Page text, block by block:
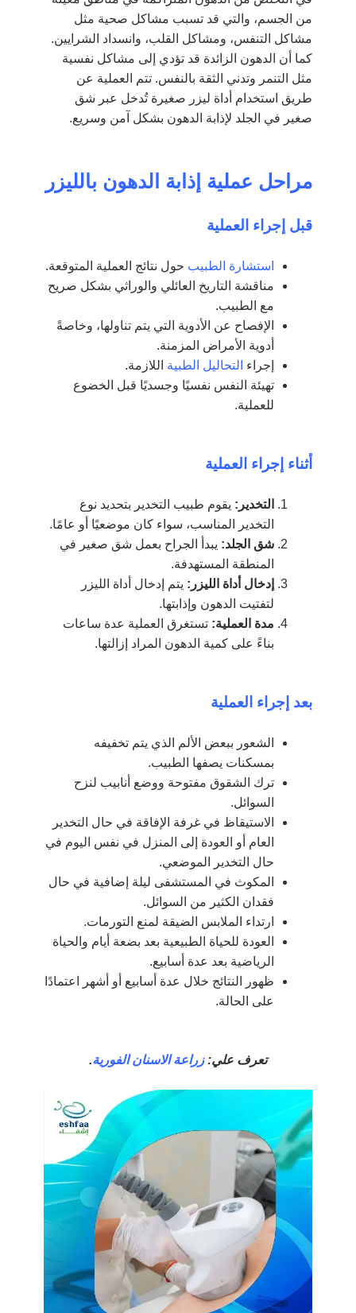
من الجسم، والتي قد تسبب مشاكل صحية مثل
مشاكل التنفس، ومشاكل القلب، وانسداد الشرايين.
كما أن الدهون الزائدة قد تؤدي إلى مشاكل نفسية
مثل التنمر وتدني الثقة بالنفس. تتم العملية عن
طريق استخدام أداة ليزر صغيرة تُدخل عبر شق
صغير في الجلد لإذابة الدهون بشكل آمن وسريع.
مراحل عملية إذابة الدهون بالليزر
قبل إجراء العملية
استشارة الطبيب حول نتائج العملية المتوقعة.
مناقشة التاريخ العائلي والوراثي بشكل صريح
مع الطبيب.
الإفصاح عن الأدوية التي يتم تناولها، وخاصةً
أدوية الأمراض المزمنة.
إجراء التحاليل الطبية اللازمة.
تهيئة النفس نفسيًا وجسديًا قبل الخضوع
للعملية.
أثناء إجراء العملية
التخدير: يقوم طبيب التخدير بتحديد نوع
التخدير المناسب، سواء كان موضعيًا أو عامًا.
شق الجلد: يبدأ الجراح بعمل شق صغير في
المنطقة المستهدفة.
إدخال أداة الليزر: يتم إدخال أداة الليزر
لتفتيت الدهون وإذابتها.
مدة العملية: تستغرق العملية عدة ساعات
بناءً على كمية الدهون المراد إزالتها.
بعد إجراء العملية
الشعور ببعض الألم الذي يتم تخفيفه
بمسكنات يصفها الطبيب.
ترك الشقوق مفتوحة ووضع أنابيب لنزح
السوائل.
الاستيقاظ في غرفة الإفاقة في حال التخدير
العام أو العودة إلى المنزل في نفس اليوم في
حال التخدير الموضعي.
المكوث في المستشفى ليلة إضافية في حال
فقدان الكثير من السوائل.
ارتداء الملابس الضيقة لمنع التورمات.
العودة للحياة الطبيعية بعد بضعة أيام والحياة
الرياضية بعد عدة أسابيع.
ظهور النتائج خلال عدة أسابيع أو أشهر اعتمادًا
على الحالة.
تعرف علي:زراعة الاسنان الفورية.